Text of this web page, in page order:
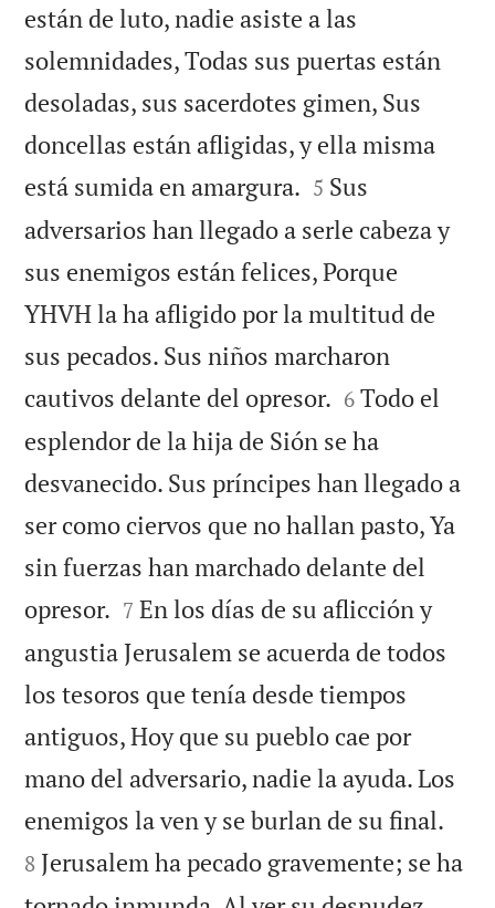
están de luto, nadie asiste a las
solemnidades, Todas sus puertas están
desoladas, sus sacerdotes gimen, Sus
doncellas están afligidas, y ella misma
está sumida en amargura. 

5 Sus
adversarios han llegado a serle cabeza y
sus enemigos están felices, Porque
YHVH la ha afligido por la multitud de
sus pecados. Sus niños marcharon
cautivos delante del opresor. 

6 Todo el
esplendor de la hija de Sión se ha
desvanecido. Sus príncipes han llegado a
ser como ciervos que no hallan pasto, Ya
sin fuerzas han marchado delante del
opresor. 

7 En los días de su aflicción y
angustia Jerusalem se acuerda de todos
los tesoros que tenía desde tiempos
antiguos, Hoy que su pueblo cae por
mano del adversario, nadie la ayuda. Los
enemigos la ven y se burlan de su final.
8 Jerusalem ha pecado gravemente; se ha